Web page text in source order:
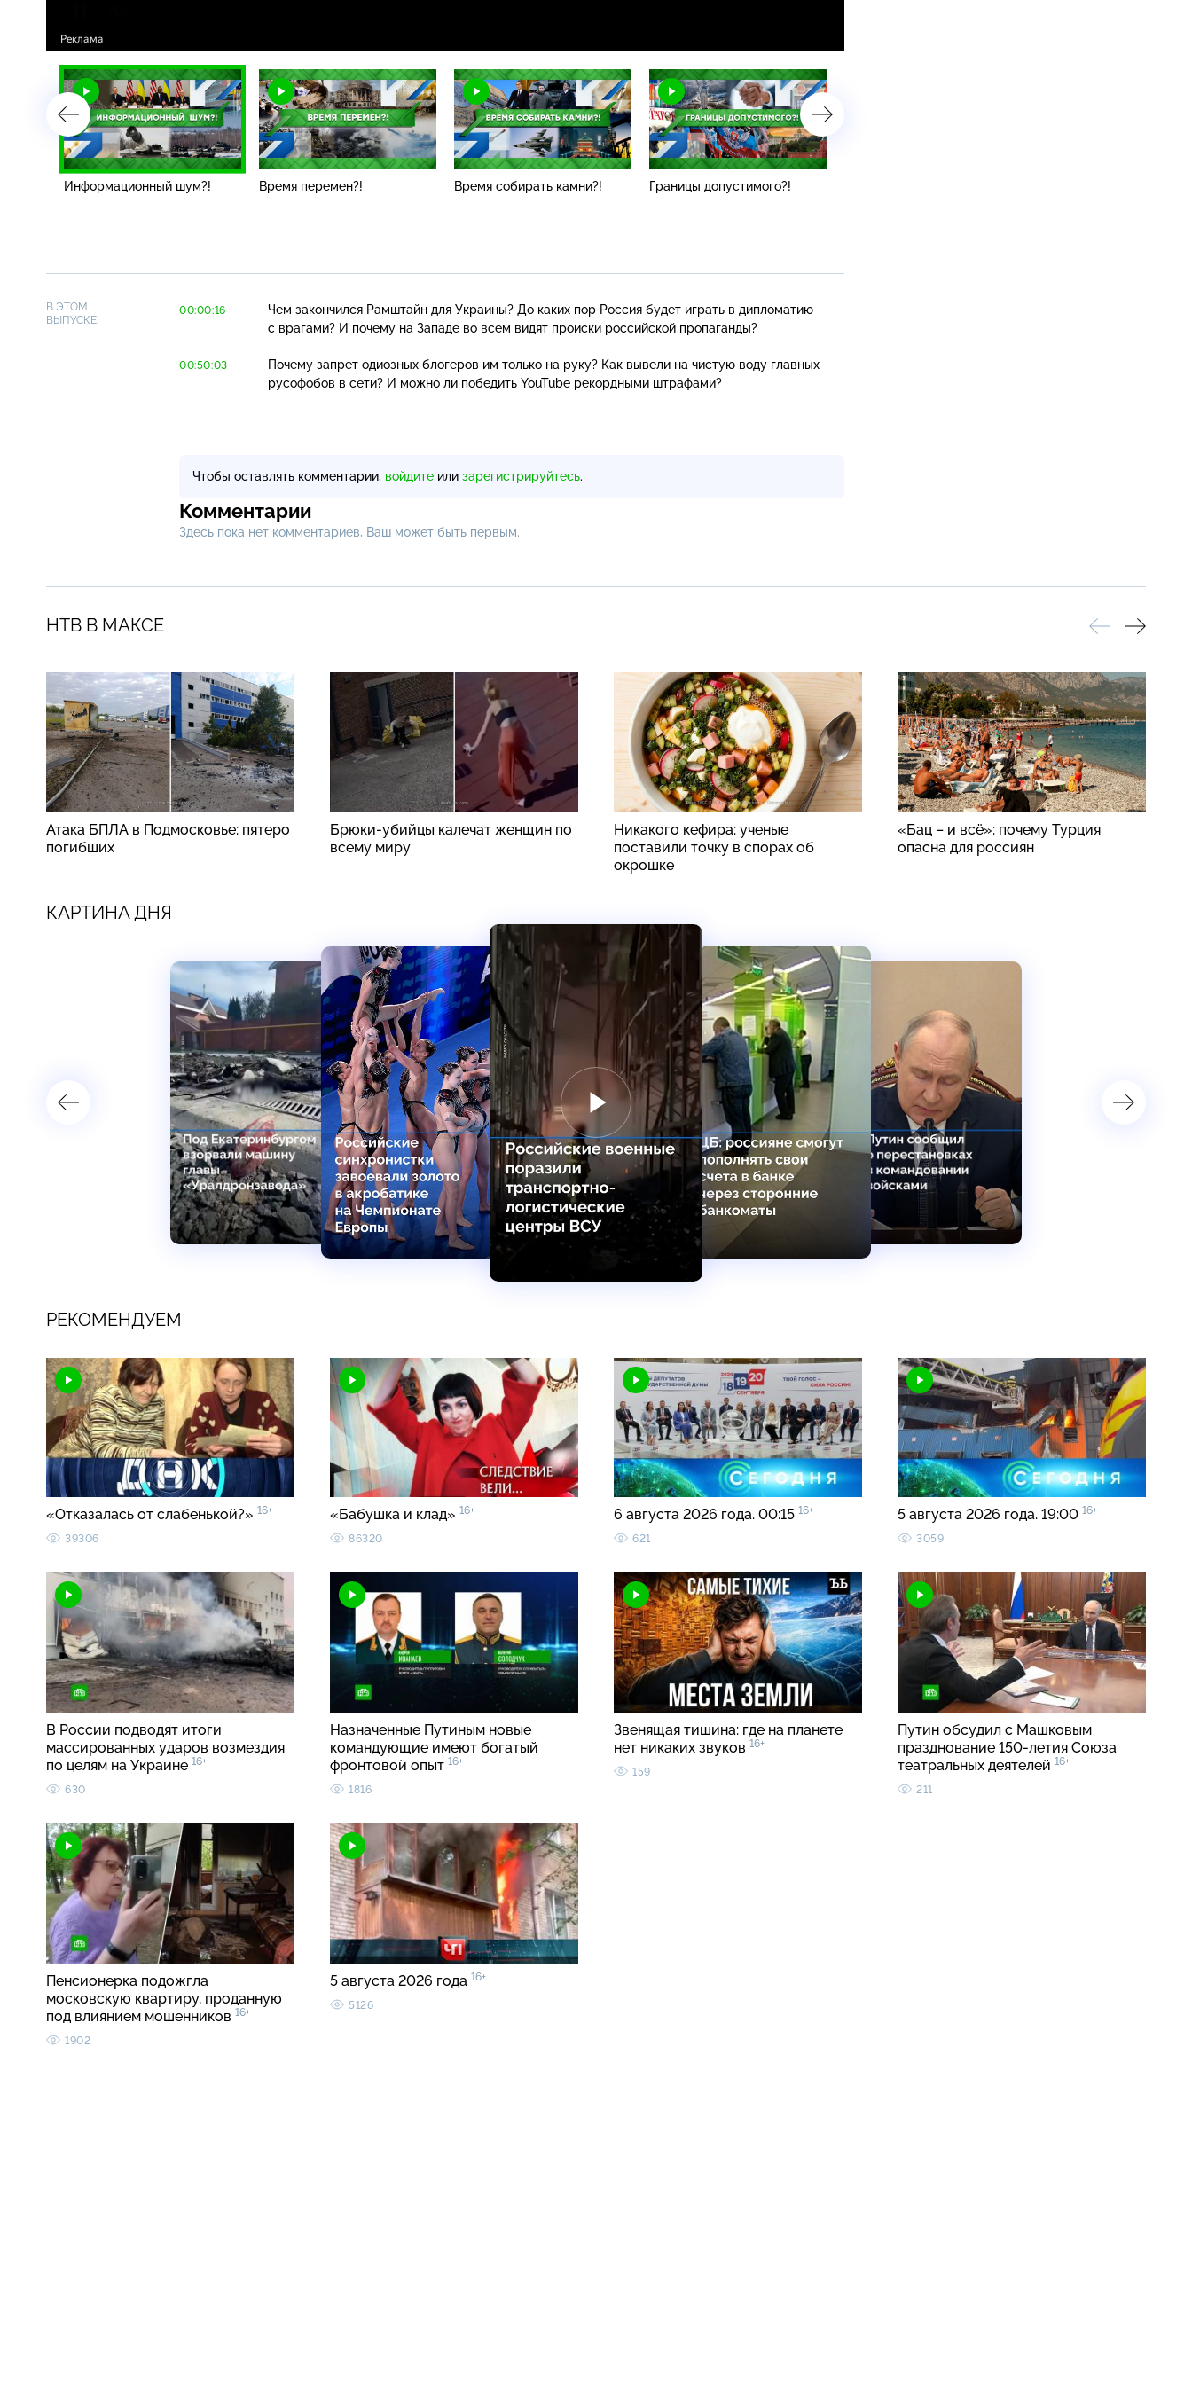
Информационный шум?! Время перемен?! Время собирать камни?! Границы допустимого?!
В ЭТОМ
ВЫПУСКЕ:
00:00:16
Чем закончился Рамштайн для Украины? До каких пор Россия будет играть в дипломатию
с врагами? И почему на Западе во всем видят происки российской пропаганды?
00:50:03
Почему запрет одиозных блогеров им только на руку? Как вывели на чистую воду главных
русофобов в сети? И можно ли победить YouTube рекордными штрафами?
Чтобы оставлять комментарии, войдите или зарегистрируйтесь.
Комментарии
Здесь пока нет комментариев, Ваш может быть первым.
НТВ В МАКСЕ
Атака БПЛА в Подмосковье: пятеро
погибших
Брюки-убийцы калечат женщин по
всему миру
Никакого кефира: ученые
поставили точку в спорах об
окрошке
«Бац – и всё»: почему Турция
опасна для россиян
КАРТИНА ДНЯ
РЕКОМЕНДУЕМ
«Отказалась от слабенькой?» 16+
39306
«Бабушка и клад» 16+
86320
6 августа 2026 года. 00:15 16+
621
5 августа 2026 года. 19:00 16+
3059
В России подводят итоги
массированных ударов возмездия
по целям на Украине 16+
630
Назначенные Путиным новые
командующие имеют богатый
фронтовой опыт 16+
1816
Звенящая тишина: где на планете
нет никаких звуков 16+
159
Путин обсудил с Машковым
празднование 150-летия Союза
театральных деятелей 16+
211
Пенсионерка подожгла
московскую квартиру, проданную
под влиянием мошенников 16+
1902
5 августа 2026 года 16+
5126